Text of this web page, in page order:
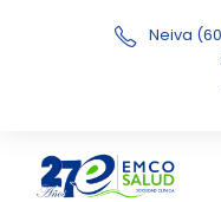
Neiva